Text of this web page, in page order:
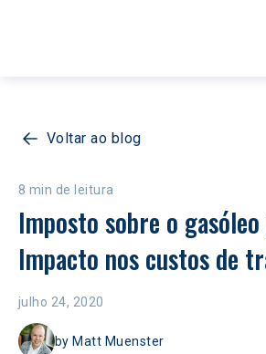
Voltar ao blog
8 min de leitura
Imposto sobre o
Impacto nos custos de
julho 24, 2020
by Matt Muenster